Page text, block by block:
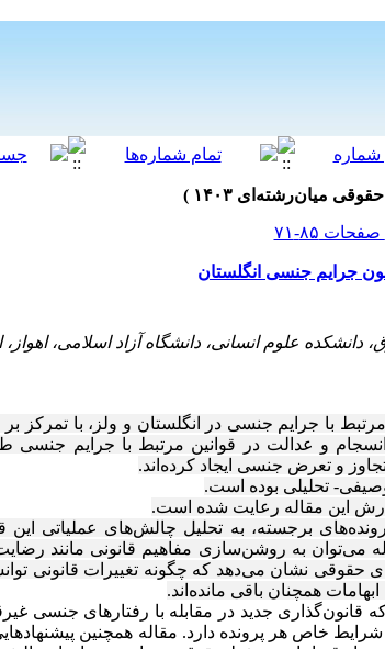
جرایم جنسی انگلستان
علوم انسانی، دانشگاه آزاد اسلامی، اهواز،
و عدالت در قوانین مرتبط با جرایم جنسی
و تعرض جنسی ایجاد کرده‌اند.
تحلیلی بوده است.
این مقاله رعایت شده است.
برجسته، به تحلیل چالش‌های عملیاتی این
می‌توان به روشن‌سازی مفاهیم قانونی مانند
حقوقی نشان می‌دهد که چگونه تغییرات قانونی
همچنان باقی مانده‌اند.
قانون‌گذاری جدید در مقابله با رفتارهای جنسی
خاص هر پرونده دارد. مقاله همچنین پیشنهادهایی